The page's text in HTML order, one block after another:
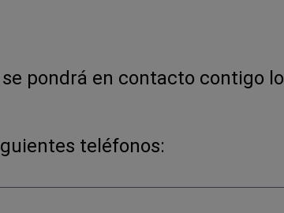
pondrá en contacto contigo lo
teléfonos: